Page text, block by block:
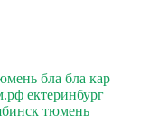
бла бла кар
ектеринбург
тюмень